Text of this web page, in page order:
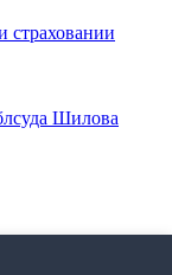
страховании
Шилова